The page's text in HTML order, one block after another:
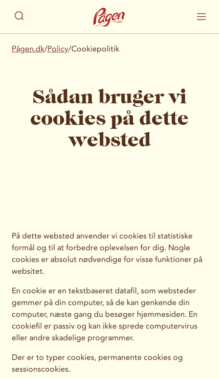
Pågen.dk/Policy/Cookiepolitik
Sådan bruger vi
cookies på dette
websted
På dette websted anvender vi cookies til statistiske
formål og til at forbedre oplevelsen for dig. Nogle
cookies er absolut nødvendige for visse funktioner på
websitet.
En cookie er en tekstbaseret datafil, som websteder
gemmer på din computer, så de kan genkende din
computer, næste gang du besøger hjemmesiden. En
cookiefil er passiv og kan ikke sprede computervirus
eller andre skadelige programmer.
Der er to typer cookies, permanente cookies og
sessionscookies.